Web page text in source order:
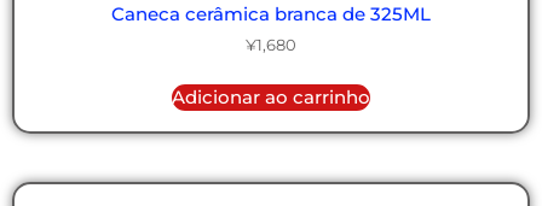
Caneca cerâmica branca de 325ML
¥1,680
Adicionar ao carrinho